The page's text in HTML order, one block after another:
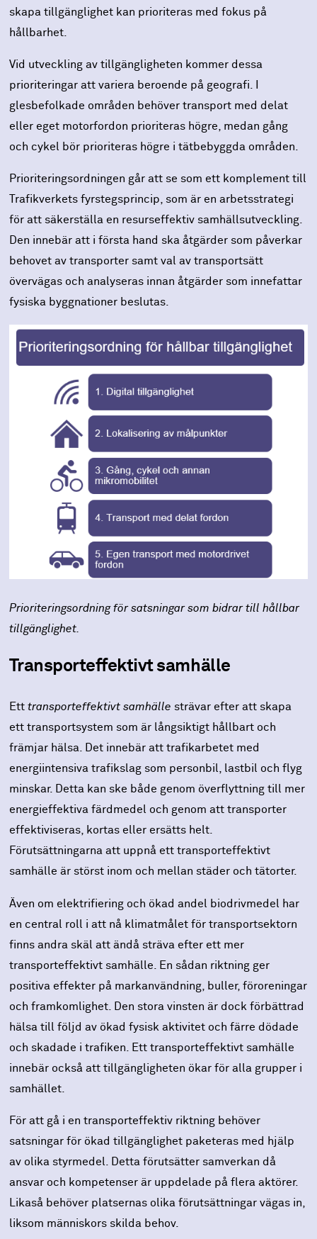
skapa tillgänglighet kan prioriteras med fokus på
hållbarhet.
Vid utveckling av tillgängligheten kommer dessa
prioriteringar att variera beroende på geografi. I
glesbefolkade områden behöver transport med delat
eller eget motorfordon prioriteras högre, medan gång
och cykel bör prioriteras högre i tätbebyggda områden.
Prioriteringsordningen går att se som ett komplement till
Trafikverkets fyrstegsprincip, som är en arbetsstrategi
för att säkerställa en resurseffektiv samhällsutveckling.
Den innebär att i första hand ska åtgärder som påverkar
behovet av transporter samt val av transportsätt
övervägas och analyseras innan åtgärder som innefattar
fysiska byggnationer beslutas.
Prioriteringsordning för satsningar som bidrar till hållbar
tillgänglighet.
Transporteffektivt samhälle
Ett transporteffektivt samhälle strävar efter att skapa
ett transportsystem som är långsiktigt hållbart och
främjar hälsa. Det innebär att trafikarbetet med
energiintensiva trafikslag som personbil, lastbil och flyg
minskar. Detta kan ske både genom överflyttning till mer
energieffektiva färdmedel och genom att transporter
effektiviseras, kortas eller ersätts helt.
Förutsättningarna att uppnå ett transporteffektivt
samhälle är störst inom och mellan städer och tätorter.
Även om elektrifiering och ökad andel biodrivmedel har
en central roll i att nå klimatmålet för transportsektorn
finns andra skäl att ändå sträva efter ett mer
transporteffektivt samhälle. En sådan riktning ger
positiva effekter på markanvändning, buller, föroreningar
och framkomlighet. Den stora vinsten är dock förbättrad
hälsa till följd av ökad fysisk aktivitet och färre dödade
och skadade i trafiken. Ett transporteffektivt samhälle
innebär också att tillgängligheten ökar för alla grupper i
samhället.
För att gå i en transporteffektiv riktning behöver
satsningar för ökad tillgänglighet paketeras med hjälp
av olika styrmedel. Detta förutsätter samverkan då
ansvar och kompetenser är uppdelade på flera aktörer.
Likaså behöver platsernas olika förutsättningar vägas in,
liksom människors skilda behov.